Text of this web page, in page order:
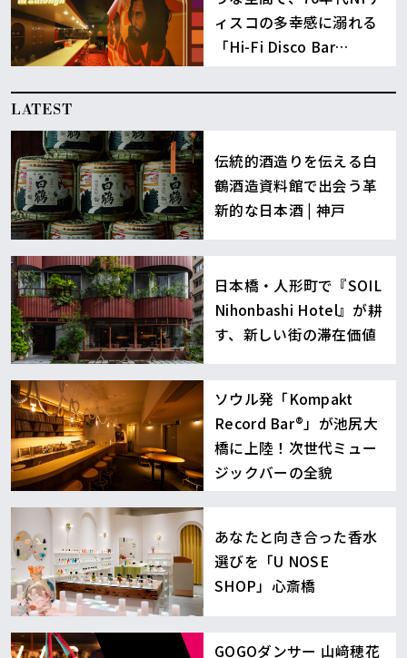
ィスコの多幸感に溺れる
「Hi-Fi Disco Bar
Chaos」渋谷
LATEST
伝統的酒造りを伝える白
鶴酒造資料館で出会う革
新的な日本酒 | 神戸
日本橋・人形町で『SOIL
Nihonbashi Hotel』が耕
す、新しい街の滞在価値
ソウル発「Kompakt
Record Bar®︎」が池尻大
橋に上陸！次世代ミュー
ジックバーの全貌
あなたと向き合った香水
選びを「U NOSE
SHOP」心斎橋
GOGOダンサー 山﨑穂花